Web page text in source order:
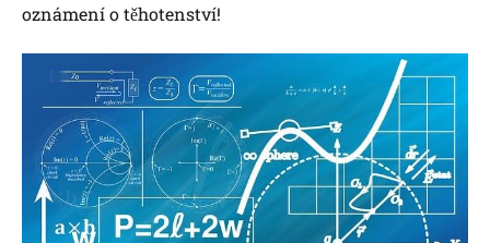
oznámení o těhotenství!